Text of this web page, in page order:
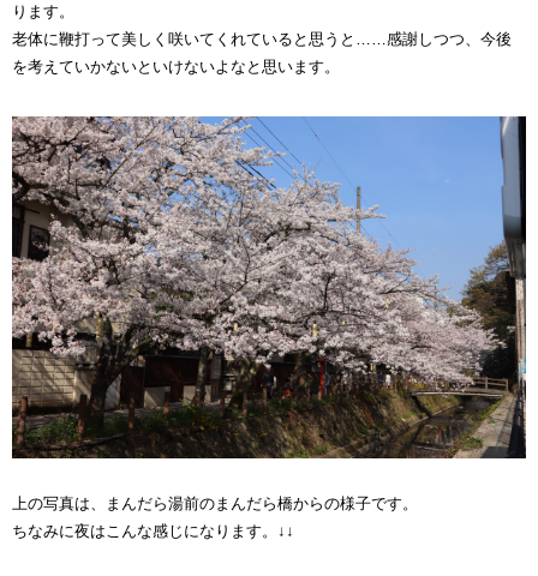
ります。
老体に鞭打って美しく咲いてくれていると思うと……感謝しつつ、今後
を考えていかないといけないよなと思います。
上の写真は、まんだら湯前のまんだら橋からの様子です。
ちなみに夜はこんな感じになります。↓↓